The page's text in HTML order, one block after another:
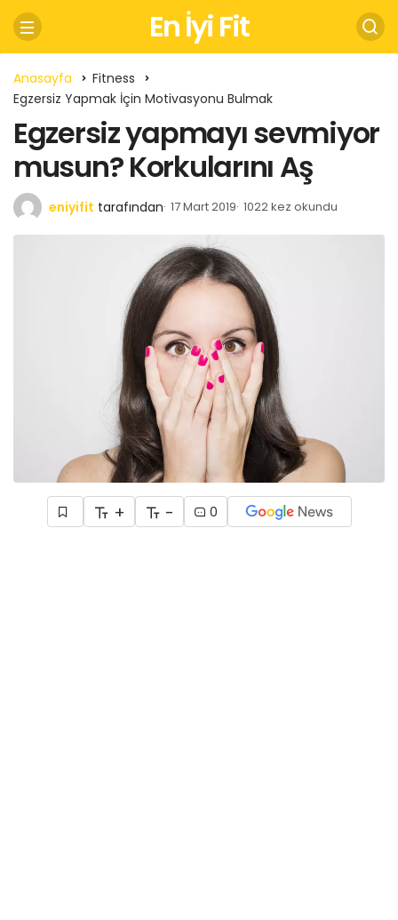
En İyi Fit
Anasayfa
Fitness
Egzersiz Yapmak İçin Motivasyonu Bulmak
Egzersiz yapmayı sevmiyor
musun? Korkularını Aş
eniyifit tarafından 17 Mart 2019 1022 kez okundu
+ - 0